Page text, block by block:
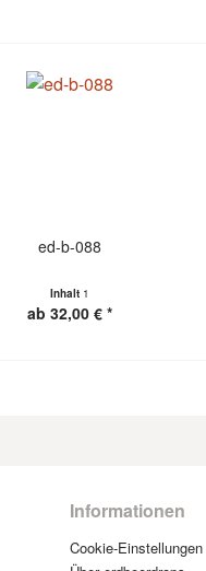
ed-b-088
Inhalt 1
ab 32,00 € *
Informationen
Cookie-Einstellungen